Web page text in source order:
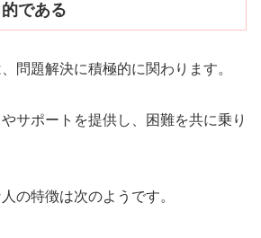
である
問題解決に積極的に関わります。
サポートを提供し、困難を共に乗り
の特徴は次のようです。